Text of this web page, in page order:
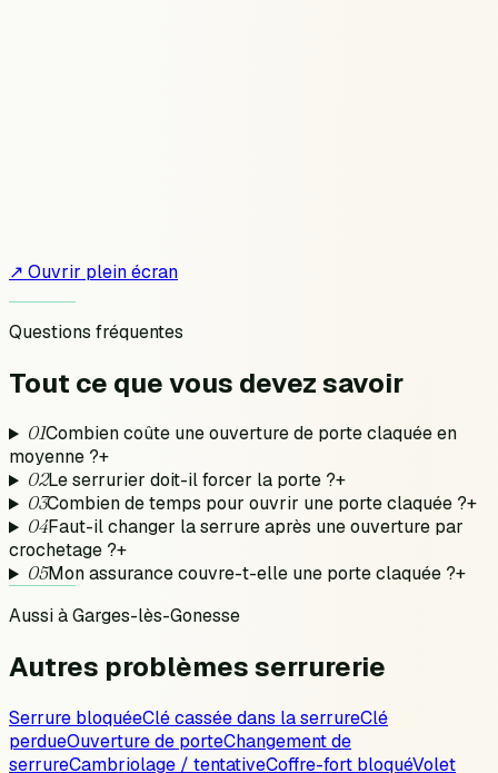
↗ Ouvrir plein écran
Questions fréquentes
Tout ce que vous devezsavoir
01Combien coûte une ouverture de porte claquée en
moyenne ?+
02Le serrurier doit-il forcer la porte ?+
03Combien de temps pour ouvrir une porte claquée ?+
04Faut-il changer la serrure après une ouverture par
crochetage ?+
05Mon assurance couvre-t-elle une porte claquée ?+
Aussi àGarges-lès-Gonesse
Autres problèmesserrurerie
Serrure bloquéeClé cassée dans la serrureClé
perdueOuverture de porteChangement de
serrureCambriolage / tentativeCoffre-fort bloquéVolet